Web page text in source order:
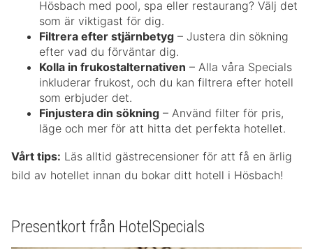
Hösbach med pool, spa eller restaurang? Välj det
som är viktigast för dig.
Filtrera efter stjärnbetyg – Justera din sökning
efter vad du förväntar dig.
Kolla in frukostalternativen – Alla våra Specials
inkluderar frukost, och du kan filtrera efter hotell
som erbjuder det.
Finjustera din sökning – Använd filter för pris,
läge och mer för att hitta det perfekta hotellet.
Vårt tips: Läs alltid gästrecensioner för att få en ärlig
bild av hotellet innan du bokar ditt hotell i Hösbach!
Presentkort från HotelSpecials